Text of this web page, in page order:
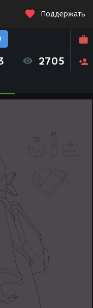
Поддержать
2705